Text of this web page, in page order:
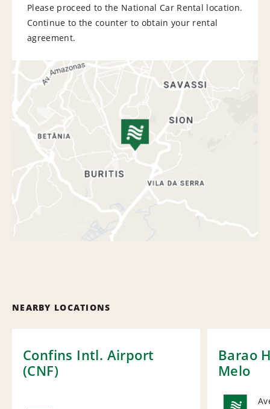
Please proceed to the National Car Rental location.
Continue to the counter to obtain your rental
agreement.
NEARBY LOCATIONS
Confins Intl. Airport
(CNF)
Barao
Melo